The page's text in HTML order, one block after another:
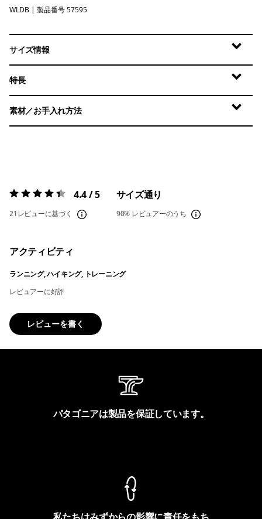
Wetland Blue
WLDB | 製品番号 57595
サイズ情報
特長
素材／お手入れ方法
評価:4.4 / 5 4.4 / 5
21レビューに基づく
サイズ通り
90% レビュアーのうち
アクティビティ
ランニング, ハイキング, トレーニング
レビュアーに好評
レビューを書く
パタゴニアは製品を保証しています。